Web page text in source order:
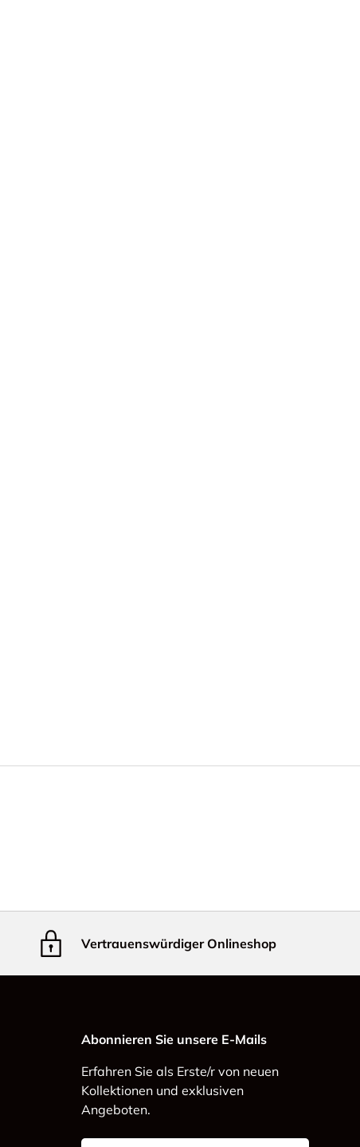
Vertrauenswürdiger Onlineshop
Abonnieren Sie unsere E-Mails
Erfahren Sie als Erste/r von neuen
Kollektionen und exklusiven
Angeboten.